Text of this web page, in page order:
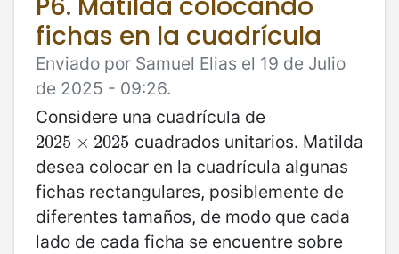
fichas en la cuadrícula
Enviado por Samuel Elias el 19 de Julio
de 2025 - 09:26.
Considere una cuadrícula de
2025 × 2025
2025 × 2025 cuadrados unitarios. Matilda
desea colocar en la cuadrícula algunas
fichas rectangulares, posiblemente de
diferentes tamaños, de modo que cada
lado de cada ficha se encuentre sobre